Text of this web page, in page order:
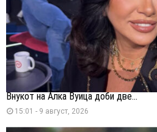
Внукот на Алка Вуица доби две...
15:01 - 9 август, 2026